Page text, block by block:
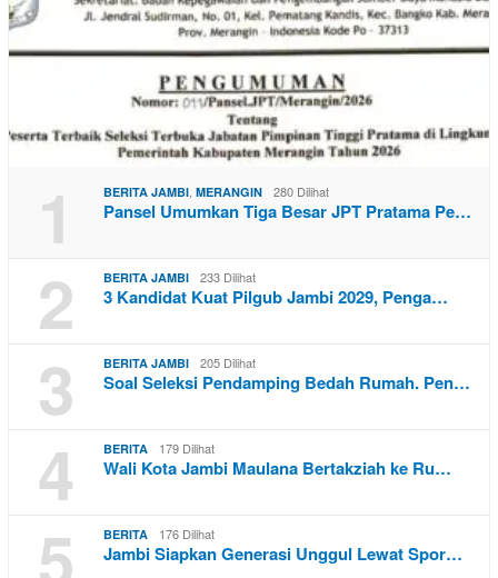
1 BERITA JAMBI, MERANGIN 280 Dilihat
Pansel Umumkan Tiga Besar JPT Pratama Pe…
2 BERITA JAMBI 233 Dilihat
3 Kandidat Kuat Pilgub Jambi 2029, Penga…
3 BERITA JAMBI 205 Dilihat
Soal Seleksi Pendamping Bedah Rumah. Pen…
4 BERITA 179 Dilihat
Wali Kota Jambi Maulana Bertakziah ke Ru…
5 BERITA 176 Dilihat
Jambi Siapkan Generasi Unggul Lewat Spor…